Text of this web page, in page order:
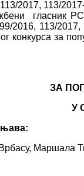
2017, 113/
гласник
2016, 113/
конкурса за
ЗА
У
Маршала